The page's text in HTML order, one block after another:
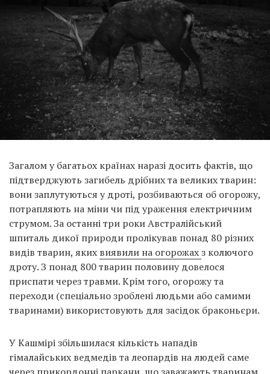
Загалом у багатьох країнах наразі досить фактів, що
підтверджують загибель дрібних та великих тварин:
вони заплутуються у дроті, розбиваються об огорожу,
потрапляють на міни чи під ураження електричним
струмом. За останні три роки Австралійський
шпиталь дикої природи пролікував понад 80 різних
видів тварин, яких виявили на огорожахз колючого
дроту. З понад 800 тварин половину довелося
приспати через травми. Крім того, огорожу та
переходи (спеціально зроблені людьми або самими
тваринами) використовують для засідок браконьєри.
У Кашмірі збільшилася кількість нападів
гімалайських ведмедів та леопардів на людей саме